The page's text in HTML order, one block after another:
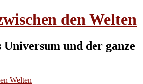
den Welten
Universum und der ganze